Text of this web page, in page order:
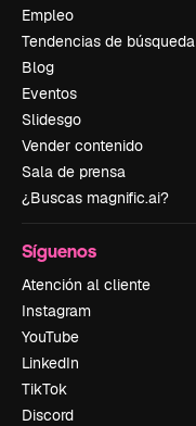
Empleo
Tendencias de búsqueda
Blog
Eventos
Slidesgo
Vender contenido
Sala de prensa
¿Buscas magnific.ai?
Síguenos
Atención al cliente
Instagram
YouTube
LinkedIn
TikTok
Discord